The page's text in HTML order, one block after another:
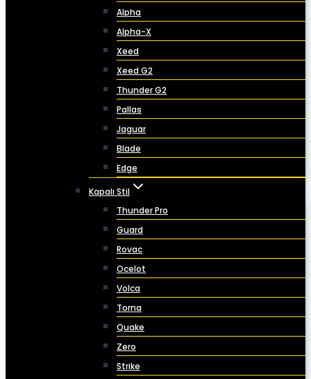
Alpha
Alpha-X
Xeed
Xeed G2
Thunder G2
Pallas
Jaguar
Blade
Edge
Kapalı Stil
Thunder Pro
Guard
Rovac
Ocelot
Volca
Torna
Quake
Zero
Strike